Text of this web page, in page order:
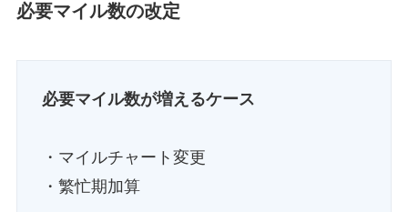
必要マイル数の改定
必要マイル数が増えるケース
・マイルチャート変更
・繁忙期加算